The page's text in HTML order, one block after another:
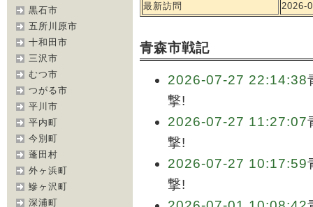
黒石市
五所川原市
十和田市
三沢市
むつ市
つがる市
平川市
平内町
今別町
蓬田村
外ヶ浜町
鰺ヶ沢町
深浦町
最新訪問
2026-
青森市戦記
2026-07-27 22:14:38
撃!
2026-07-27 11:27:07
撃!
2026-07-27 10:17:59
撃!